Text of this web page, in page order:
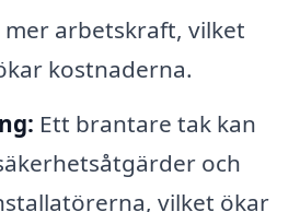
arbetskraft, vilket
kostnaderna.
Ett brantare tak kan
och
vilket ökar